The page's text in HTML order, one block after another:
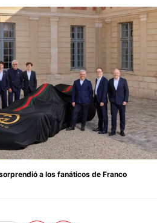
a los fanáticos de Franco